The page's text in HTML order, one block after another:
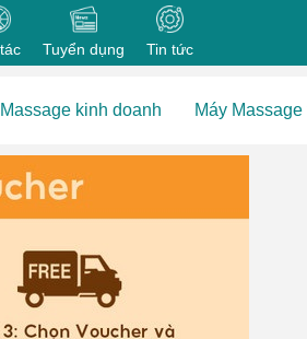
Tuyển dụng Tin tức
kinh doanh Máy